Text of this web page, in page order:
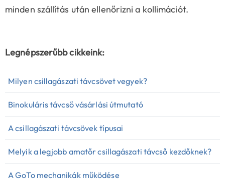
minden szállítás után ellenőrizni a kollimációt.
Legnépszerűbb cikkeink:
Milyen csillagászati távcsövet vegyek?
Binokuláris távcső vásárlási útmutató
A csillagászati távcsövek típusai
Melyik a legjobb amatőr csillagászati távcső kezdőknek?
A GoTo mechanikák működése